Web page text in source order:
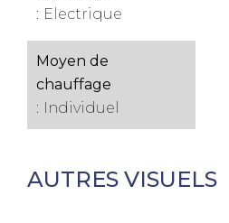
Electrique
Moyen de
chauffage
Individuel
AUTRES VISUELS